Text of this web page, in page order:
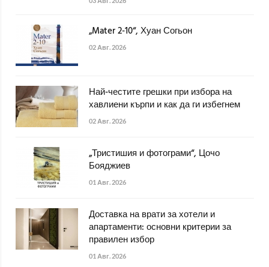
„Mater 2-10“, Хуан Согьон
02 Авг. 2026
Най-честите грешки при избора на
хавлиени кърпи и как да ги избегнем
02 Авг. 2026
„Тристишия и фотограми“, Цочо
Бояджиев
01 Авг. 2026
Доставка на врати за хотели и
апартаменти: основни критерии за
правилен избор
01 Авг. 2026